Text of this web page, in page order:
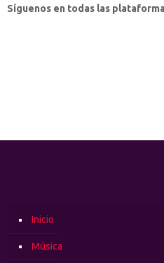
Síguenos en todas las
Inicio
Música